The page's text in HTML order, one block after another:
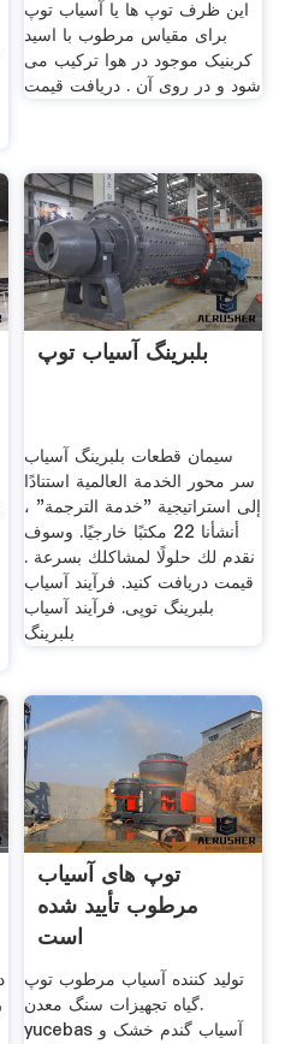
این ظرف توپ ها یا آسیاب توپ
برای مقیاس مرطوب با اسید
کربنیک موجود در هوا ترکیب می
شود و در روی آن . دریافت قیمت
بلبرینگ آسیاب توپ
سیمان قطعات بلبرینگ آسیاب
سر محور الخدمة العالمية استنادًا
إلى استراتيجية "خدمة الترجمة" ،
أنشأنا 22 مكتبًا خارجيًا. وسوف
نقدم لك حلولًا لمشاكلك بسرعة .
قیمت دریافت کنید. فرآیند آسیاب
بلبرینگ توپی. فرآیند آسیاب
بلبرینگ
توپ های آسیاب
مرطوب تأیید شده
است
تولید کننده آسیاب مرطوب توپ
گیاه تجهیزات سنگ معدن.
yucebas آسیاب گندم خشک و